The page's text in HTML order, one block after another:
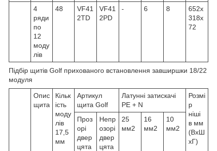
4
ряди
по
12
моду
лів
48
VF41
2TD
VF41
2PD
- 6 8
652x
318x
72
Підбір щитів Golf прихованого встановлення завширшки 18/22
модуля
Опис
щита
Кільк
ість
моду
лів
17,5
мм
Артикул
щита Golf
Латунні затискачі
PE + N
Розмі
р
ніші
в мм
(ВхШ
хГ)
Проз
орі
двер
цята
Непр
озорі
двер
цята
25
мм2
16
мм2
10
мм2